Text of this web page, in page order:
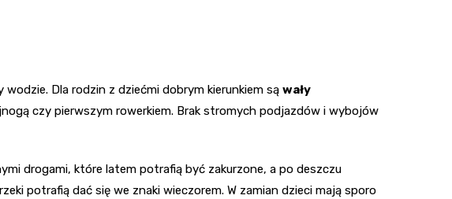
Dla rodzin z dziećmi dobrym kierunkiem są wały
czy pierwszym rowerkiem. Brak stromych podjazdów i wybojów
drogami, które latem potrafią być zakurzone, a po deszczu
potrafią dać się we znaki wieczorem. W zamian dzieci mają sporo